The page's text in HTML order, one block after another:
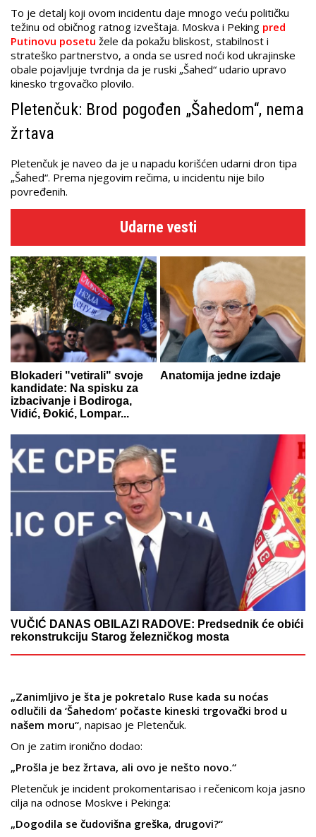
To je detalj koji ovom incidentu daje mnogo veću političku
težinu od običnog ratnog izveštaja. Moskva i Peking pred
Putinovu posetu žele da pokažu bliskost, stabilnost i
strateško partnerstvo, a onda se usred noći kod ukrajinske
obale pojavljuje tvrdnja da je ruski „Šahed“ udario upravo
kinesko trgovačko plovilo.
Pletenčuk: Brod pogođen „Šahedom“, nema
žrtava
Pletenčuk je naveo da je u napadu korišćen udarni dron tipa
„Šahed“. Prema njegovim rečima, u incidentu nije bilo
povređenih.
Udarne vesti
Blokaderi "vetirali" svoje
kandidate: Na spisku za
izbacivanje i Bodiroga,
Vidić, Đokić, Lompar...
Anatomija jedne izdaje
VUČIĆ DANAS OBILAZI RADOVE: Predsednik će obići
rekonstrukciju Starog železničkog mosta
„Zanimljivo je šta je pokretalo Ruse kada su noćas
odlučili da ‘Šahedom’ počaste kineski trgovački brod u
našem moru“, napisao je Pletenčuk.
On je zatim ironično dodao:
„Prošla je bez žrtava, ali ovo je nešto novo.“
Pletenčuk je incident prokomentarisao i rečenicom koja jasno
cilja na odnose Moskve i Pekinga:
„Dogodila se čudovišna greška, drugovi?“